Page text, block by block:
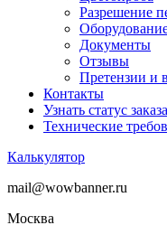
Разрешение
Документы
Отзывы
Претензии и
Контакты
Узнать статус заказа
Технические
Калькулятор
mail@wowbanner.ru
Москва